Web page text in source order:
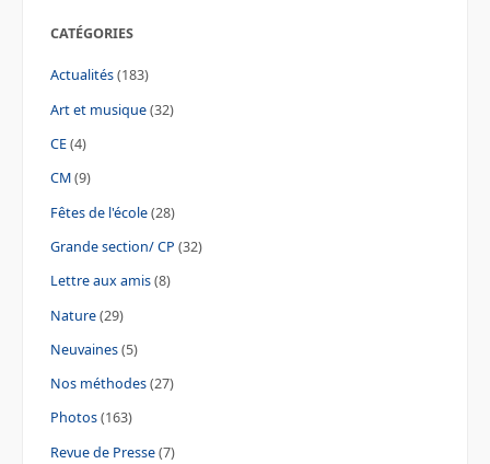
CATÉGORIES
Actualités(183)
Art et musique(32)
CE(4)
CM(9)
Fêtes de l'école(28)
Grande section/ CP (32)
Lettre aux amis(8)
Nature(29)
Neuvaines(5)
Nos méthodes(27)
Photos(163)
Revue de Presse(7)